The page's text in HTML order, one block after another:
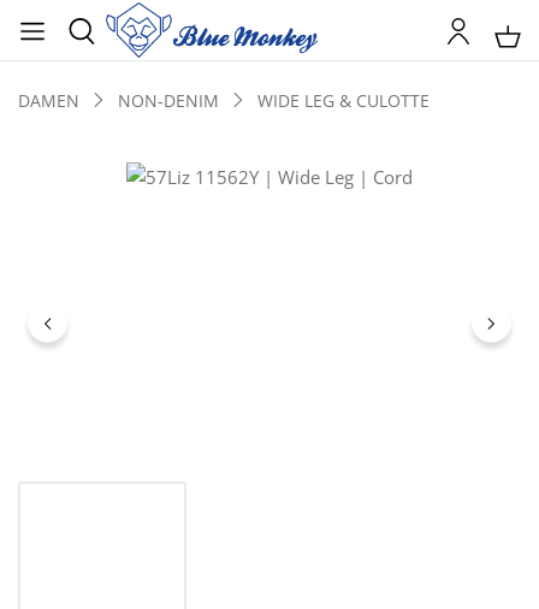
DAMEN NON-DENIM WIDE LEG & CULOTTE
Bildergalerie überspringen